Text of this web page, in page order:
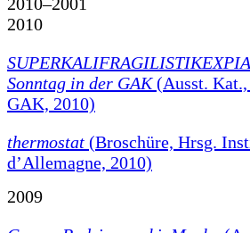
2010
Sonntag in der GAK(Ausst.
GAK, 2010)
thermostat (Broschüre, Hrsg.
d’Allemagne, 2010)
2009